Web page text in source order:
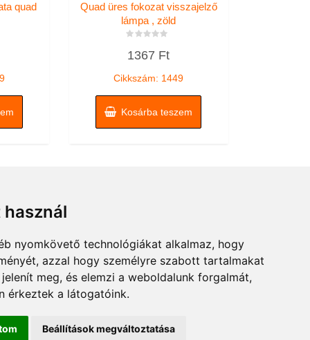
nyomkövető technológiákat alkalmaz, hogy
azzal hogy személyre szabott tartalmakat
meg, és elemzi a weboldalunk forgalmát,
érkeztek a látogatóink.
Beállítások megváltoztatása
quad
Quad üres fokozat visszajelző
lámpa , zöld
01367 Ft
Cikkszám: 1449
Kosárba teszem